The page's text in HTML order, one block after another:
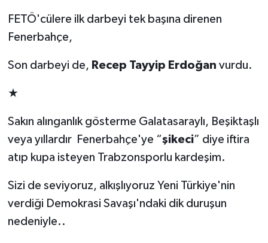
FETÖ'cülere ilk darbeyi tek başına direnen
Fenerbahçe,
Son darbeyi de, Recep Tayyip Erdoğan vurdu.
★
Sakın alınganlık gösterme Galatasaraylı, Beşiktaşlı
veya yıllardır Fenerbahçe'ye “şikeci” diye iftira
atıp kupa isteyen Trabzonsporlu kardeşim.
Sizi de seviyoruz, alkışlıyoruz Yeni Türkiye'nin
verdiği Demokrasi Savaşı'ndaki dik duruşun
nedeniyle..